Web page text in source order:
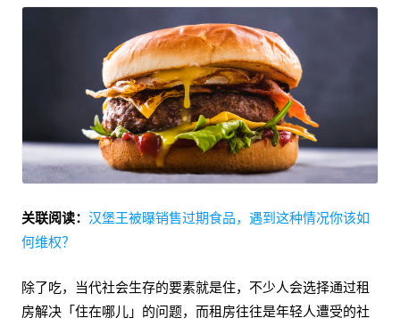
关联阅读： 汉堡王被曝销售过期食品，遇到这种情况你该如
何维权？
除了吃，当代社会生存的要素就是住，不少人会选择通过租
房解决「住在哪儿」的问题，而租房往往是年轻人遭受的社